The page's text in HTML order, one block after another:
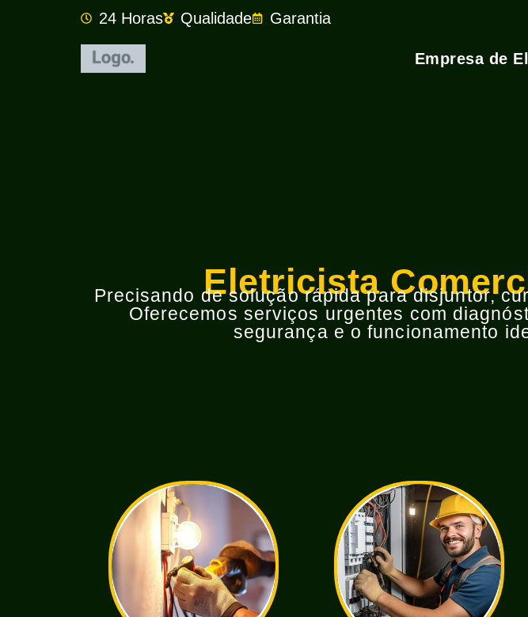
24 Horas Qualidade Garantia
Empresa de
Eletricista
Precisando de solução rápida para disjuntor,
Oferecemos serviços urgentes com
segurança e o funcionamento